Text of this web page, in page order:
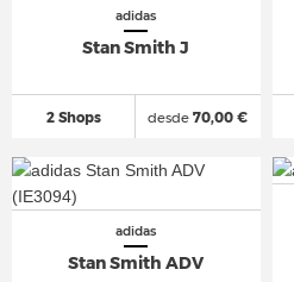
adidas
Stan Smith J
2 Shops desde 70,00 €
adidas
Stan Smith ADV